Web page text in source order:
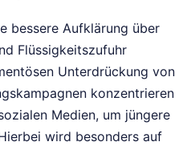
bessere Aufklärung über
Flüssigkeitszufuhr
Unterdrückung von
konzentrieren
Medien, um jüngere
wird besonders auf